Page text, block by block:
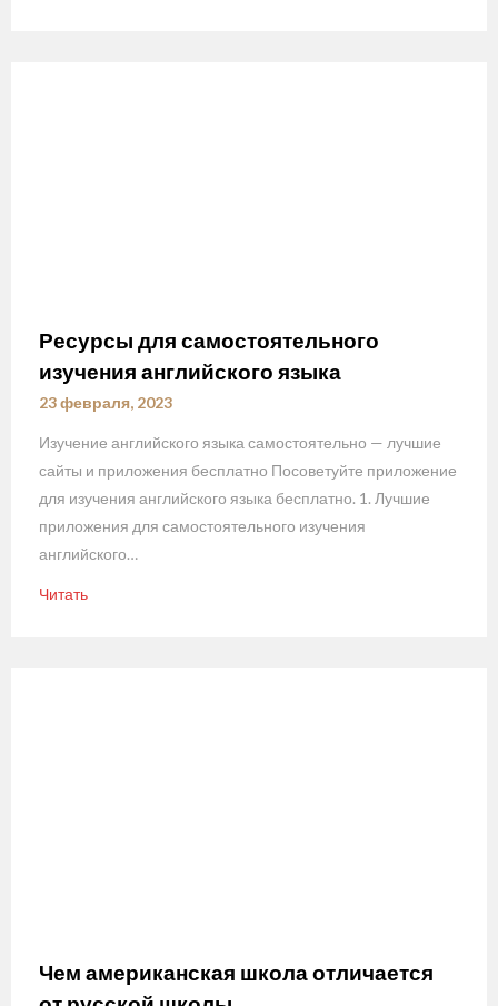
Ресурсы для самостоятельного
изучения английского языка
23 февраля, 2023
Изучение английского языка самостоятельно — лучшие
сайты и приложения бесплатно Посоветуйте приложение
для изучения английского языка бесплатно. 1. Лучшие
приложения для самостоятельного изучения
английского…
Читать
Чем американская школа отличается